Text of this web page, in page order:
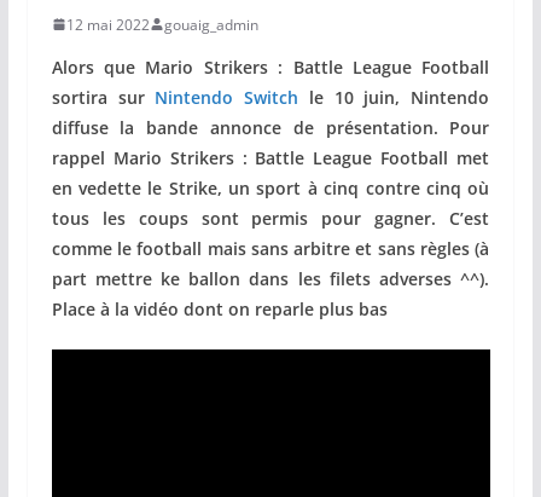
12 mai 2022 gouaig_admin
Alors que Mario Strikers : Battle League Football
sortira sur Nintendo Switch le 10 juin, Nintendo
diffuse la bande annonce de présentation. Pour
rappel Mario Strikers : Battle League Football met
en vedette le Strike, un sport à cinq contre cinq où
tous les coups sont permis pour gagner. C’est
comme le football mais sans arbitre et sans règles (à
part mettre ke ballon dans les filets adverses ^^).
Place à la vidéo dont on reparle plus bas